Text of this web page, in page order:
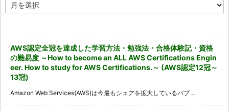
ー
AWS認定全冠を達成した学習方法・勉強法・合格体験記・資格
の難易度 ～How to become an ALL AWS Certifications Engin
eer. How to study for AWS Certifications.～ (AWS認定12冠～
13冠)
Amazon Web Services(AWS)は今最もシェアを拡大しているパブ ...